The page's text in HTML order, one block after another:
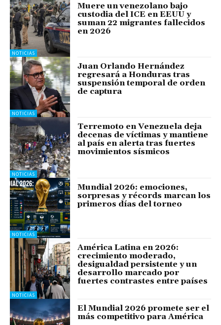
NOTICIAS
Muere un venezolano bajo
custodia del ICE en EEUU y
suman 22 migrantes fallecidos
en 2026
NOTICIAS
Juan Orlando Hernández
regresará a Honduras tras
suspensión temporal de orden
de captura
NOTICIAS
Terremoto en Venezuela deja
decenas de víctimas y mantiene
al país en alerta tras fuertes
movimientos sísmicos
NOTICIAS
Mundial 2026: emociones,
sorpresas y récords marcan los
primeros días del torneo
NOTICIAS
América Latina en 2026:
crecimiento moderado,
desigualdad persistente y un
desarrollo marcado por
fuertes contrastes entre países
El Mundial 2026 promete ser el
más competitivo para América